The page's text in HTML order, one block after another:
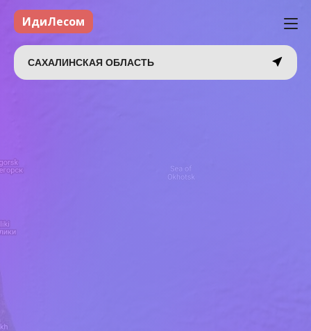
ИдиЛесом
САХАЛИНСКАЯ ОБЛАСТЬ